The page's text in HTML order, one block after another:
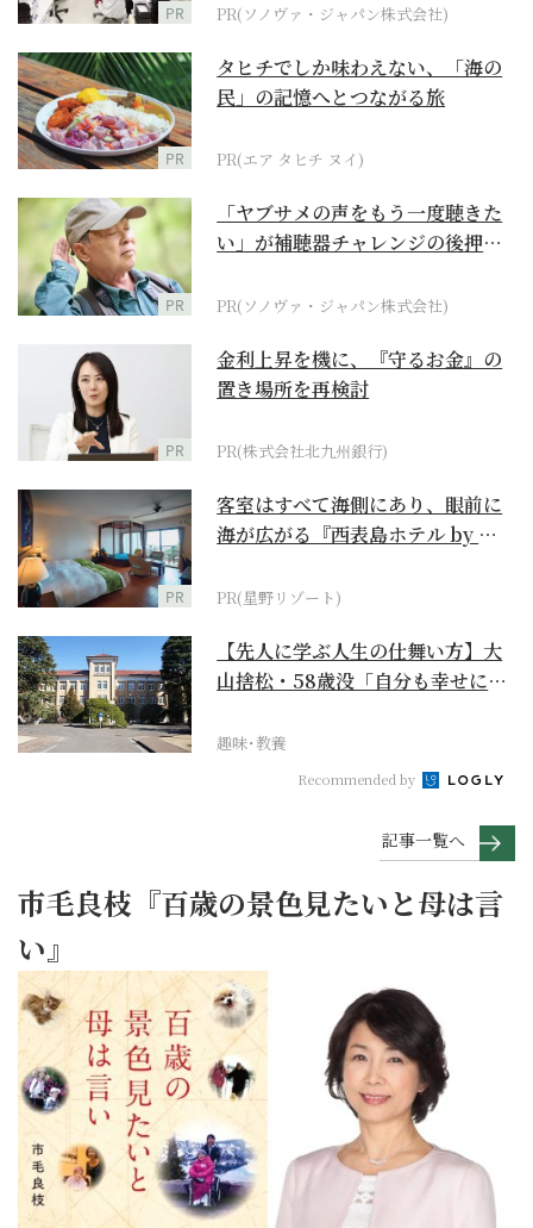
PR PR(ソノヴァ・ジャパン株式会社)
PR
タヒチでしか味わえない、「海の
民」の記憶へとつながる旅
PR(エア タヒチ ヌイ)
PR
「ヤブサメの声をもう一度聴きた
い」が補聴器チャレンジの後押し
PR(ソノヴァ・ジャパン株式会社)
PR
金利上昇を機に、『守るお金』の
置き場所を再検討
PR(株式会社北九州銀行)
PR
客室はすべて海側にあり、眼前に
海が広がる『西表島ホテル by 星
PR(星野リゾート)
【先人に学ぶ人生の仕舞い方】大
山捨松・58歳没「自分も幸せにな
趣味･教養
Recommended by
記事一覧へ
市毛良枝『百歳の景色見たいと母は言
い』